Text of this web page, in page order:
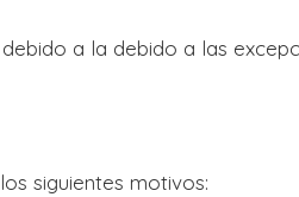
debido a la debido a las
siguientes motivos: